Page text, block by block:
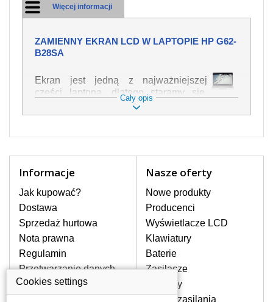
Więcej informacji
ZAMIENNY EKRAN LCD W LAPTOPIE HP G62-
B28SA
Ekran jest jedną z najważniejszej
części laptopa, dlatego staramy się,
żeby był jak najwyższej jakości. Służy
on do wyświetlania tekstu lub obrazu w
z nim z jak największą ostrożnością. Do
zaliczyć uszkodzenia mechaniczne np.
rozbity lub pęknięty ekran, następnie
pojawiające się pionowe pasy, ciemny
ekran, migotanie lub nierównomierną
jasność ekranu.
NAJWYŻSZEJ JAKOŚCI!
W naszym magazynie przez
cały okres gwarancji posiadamy
Cały opis
Informacje
Jak kupować?
Dostawa
Sprzedaż hurtowa
Nota prawna
Regulamin
Przetwarzanie danych
osobowych
Gdzie nas znajdziesz
Nasze oferty
Nowe produkty
Producenci
Wyświetlacze LCD
Klawiatury
Baterie
Zasilacze
Zawiasy
Złącza zasilania
Cookies settings